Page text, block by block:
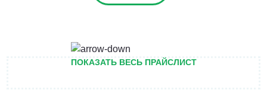
ПОКАЗАТЬ ВЕСЬ ПРАЙСЛИСТ